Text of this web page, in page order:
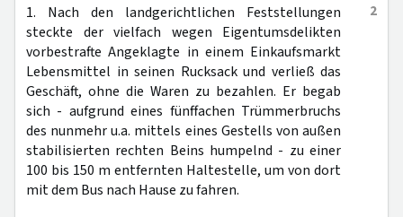
2
1. Nach den landgerichtlichen Feststellungen
steckte der vielfach wegen Eigentumsdelikten
vorbestrafte Angeklagte in einem Einkaufsmarkt
Lebensmittel in seinen Rucksack und verließ das
Geschäft, ohne die Waren zu bezahlen. Er begab
sich - aufgrund eines fünffachen Trümmerbruchs
des nunmehr u.a. mittels eines Gestells von außen
stabilisierten rechten Beins humpelnd - zu einer
100 bis 150 m entfernten Haltestelle, um von dort
mit dem Bus nach Hause zu fahren.